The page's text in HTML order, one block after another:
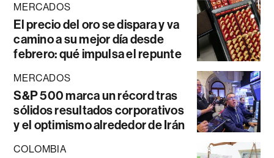
MERCADOS
El precio del oro se dispara y va
camino a su mejor día desde
febrero: qué impulsa el repunte
MERCADOS
S&P 500 marca un récord tras
sólidos resultados corporativos
y el optimismo alrededor de Irán
COLOMBIA